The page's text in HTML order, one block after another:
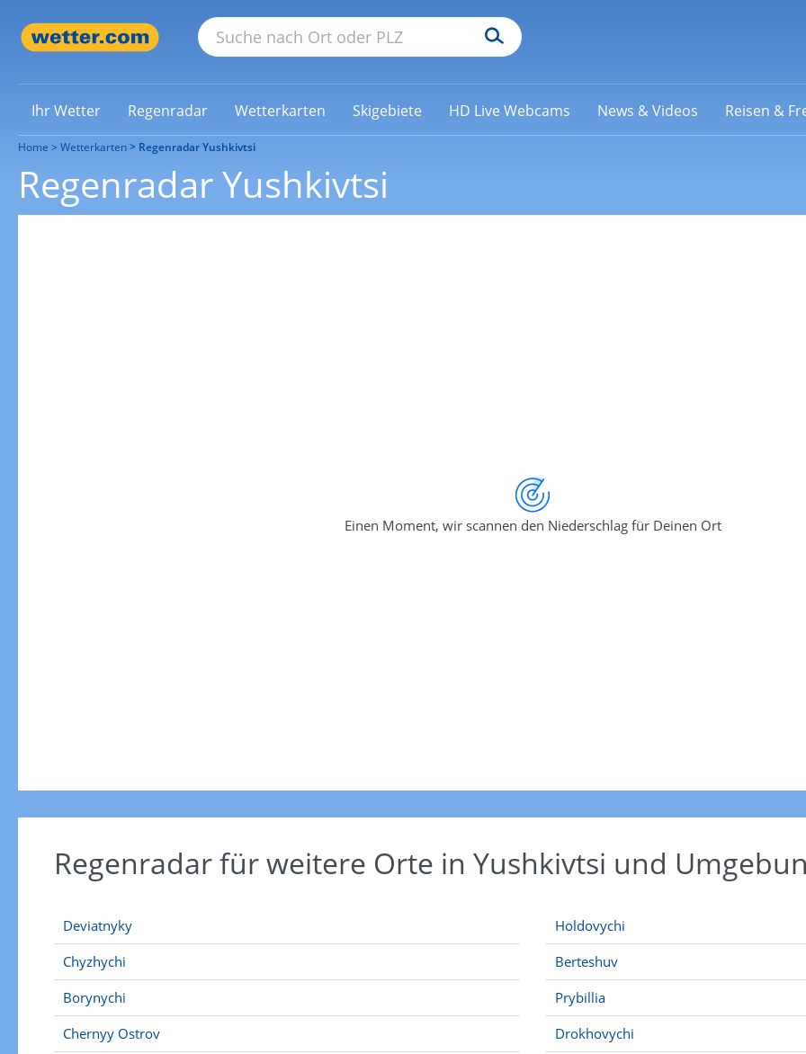
Ihr Wetter Regenradar Wetterkarten Skigebiete HD Live Webcams News & Videos Reisen &
Home Wetterkarten Regenradar Yushkivtsi
Regenradar Yushkivtsi
Einen Moment, wir scannen den Niederschlag für Deinen Ort
Regenradar für weitere Orte in Yushkivtsi und
Deviatnyky
Chyzhychi
Borynychi
Chernyy Ostrov
Holdovychi
Berteshuv
Prybillia
Drokhovychi